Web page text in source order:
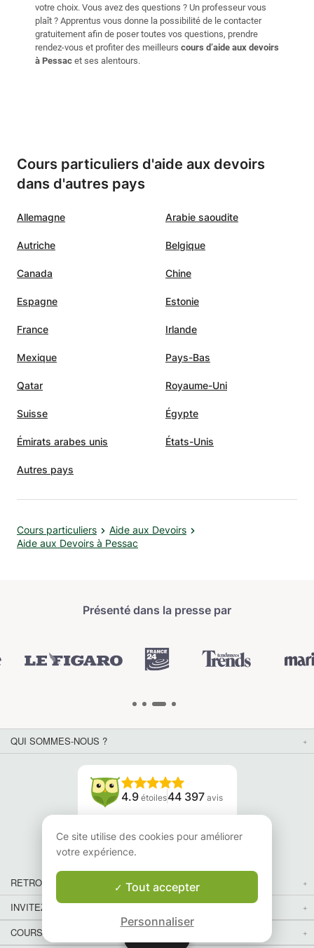
votre choix. Vous avez des questions ? Un professeur vous
plaît ? Apprentus vous donne la possibilité de le contacter
gratuitement afin de poser toutes vos questions, prendre
rendez-vous et profiter des meilleurs cours d’aide aux devoirs
à Pessac et ses alentours.
Cours particuliers d'aide aux devoirs
dans d'autres pays
Allemagne Arabie saoudite
Autriche Belgique
Canada Chine
Espagne Estonie
France Irlande
Mexique Pays-Bas
Qatar Royaume-Uni
Suisse Égypte
Émirats arabes unis États-Unis
Autres pays
Cours particuliers
Aide aux Devoirs
Aide aux Devoirs à Pessac
Présenté dans la presse par
QUI SOMMES-NOUS ?
4.9 étoiles44 397 avis
Lisez nos avis
RETROUVEZ-NOUS
INVITEZ VOS AMIS
COURS PARTICULIERS DANS VOTRE PAYS :
Ce site utilise des cookies pour améliorer
votre expérience.
Tout accepter
Personnaliser